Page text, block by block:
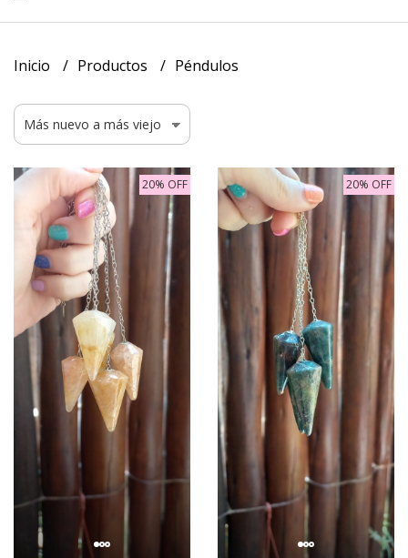
Inicio Productos Péndulos
20% OFF 20% OFF